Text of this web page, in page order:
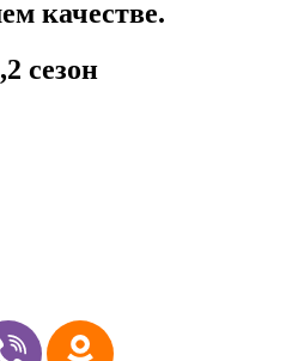
качестве.
сезон